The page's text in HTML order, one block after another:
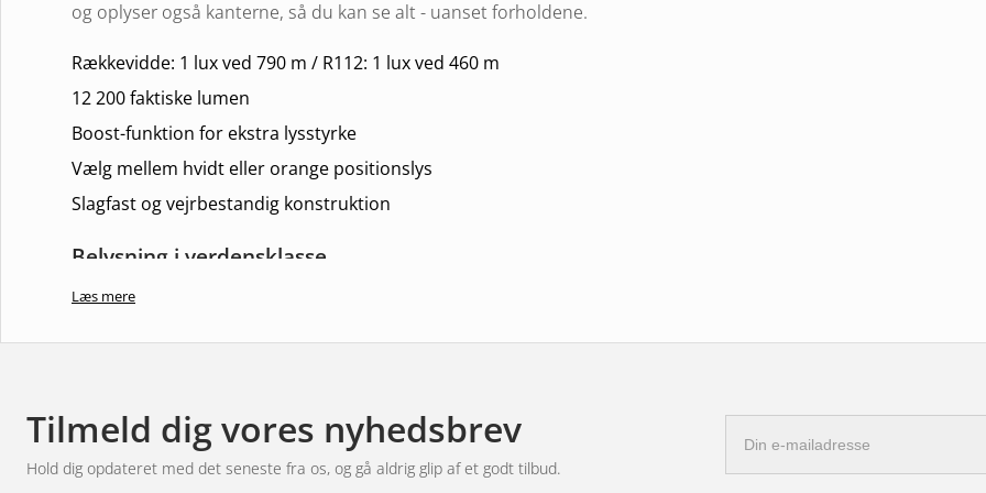
og oplyser også kanterne, så du kan se alt - uanset forholdene.
Rækkevidde: 1 lux ved 790 m / R112: 1 lux ved 460 m
12 200 faktiske lumen
Boost-funktion for ekstra lysstyrke
Vælg mellem hvidt eller orange positionslys
Slagfast og vejrbestandig konstruktion
Belysning i verdensklasse
Med et udvalg af
Oplev dynamisk elegance
Læs mere
Tilmeld dig vores nyhedsbrev
Hold dig opdateret med det seneste fra os, og gå aldrig glip af et godt tilbud.
mail-
adresse